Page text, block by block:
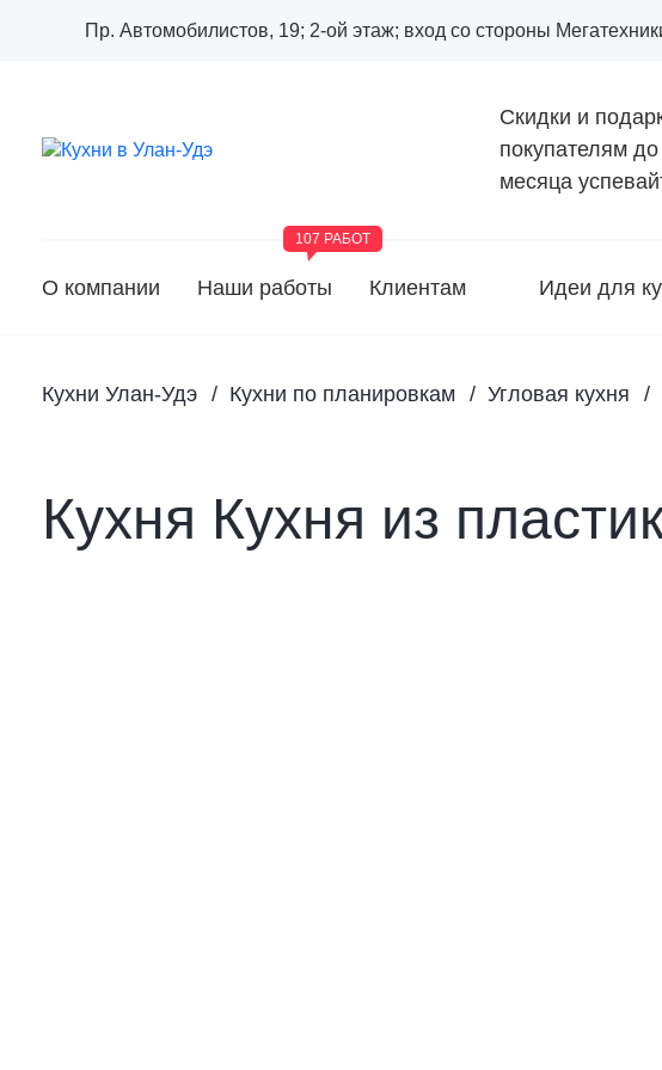
Пр. Автомобилистов, 19; 2-ой этаж; вход со стороны
Скидки и
покупателям
месяца
О компании
107 РАБОТ
Наши работы Клиентам Идеи для
Кухни Улан-Удэ Кухни по планировкам Угловая кухня
Кухня Кухня из